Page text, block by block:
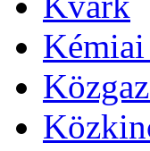
Kémiai